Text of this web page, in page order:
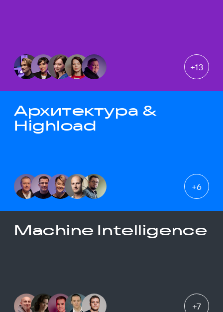
+13
Архитектура &
Highload
+6
Machine Intelligence
+7